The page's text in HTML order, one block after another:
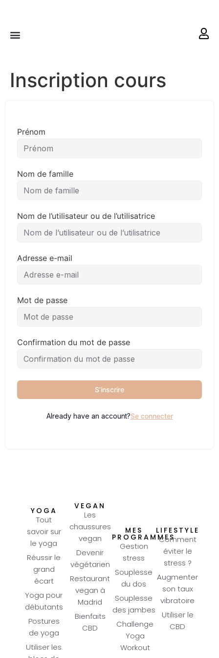
Inscription cours
Prénom
Nom de famille
Nom de l’utilisateur ou de l’utilisatrice
Adresse e-mail
Mot de passe
Confirmation du mot de passe
S’inscrire
Already have an account?Se connecter
YOGA
Tout
savoir sur
le yoga
Réussir le
grand
écart
Yoga pour
débutants
Postures
de yoga
Utiliser les
VEGAN
Les
chaussures
vegan
Devenir
végétarien
Restaurant
vegan à
Madrid
Bienfaits
CBD
MES
PROGRAMMES
Gestion
stress
Souplesse
du dos
Souplesse
des jambes
Challenge
Yoga
Workout
LIFESTYLE
Comment
éviter le
stress ?
Augmenter
son taux
vibratoire
Utiliser le
CBD